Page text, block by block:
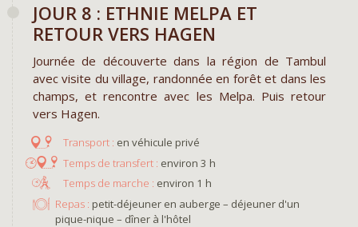
​JOUR 8 : ETHNIE MELPA ET
RETOUR VERS HAGEN
Journée de découverte dans la région de Tambul
avec visite du village, randonnée en forêt et dans les
champs, et rencontre avec les Melpa. Puis retour
vers Hagen.
en véhicule privé
environ 3 h
environ 1 h
Repas : petit-déjeuner en auberge – déjeuner d'un
pique-nique – dîner à l'hôtel